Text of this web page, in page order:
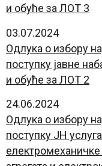
и обуће за ЛОТ 3
03.07.2024
Oдлука о избору
поступку јавне
и обуће за ЛОТ 2
24.06.2024
Oдлука о избору
поступку ЈН